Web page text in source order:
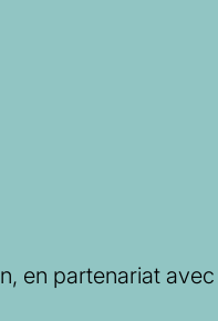
en partenariat